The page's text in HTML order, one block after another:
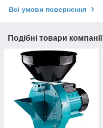
Всі умови повернення
Подібні товари компанії